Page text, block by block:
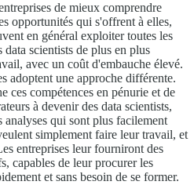
de mieux comprendre
opportunités qui s'offrent à elles,
en général exploiter toutes les
scientists de plus en plus
avec un coût d'embauche élevé.
adoptent une approche différente.
ces compétences en pénurie et de
à devenir des data scientists,
analyses qui sont plus facilement
simplement faire leur travail, et
entreprises leur fourniront des
capables de leur procurer les
et sans besoin de se former.